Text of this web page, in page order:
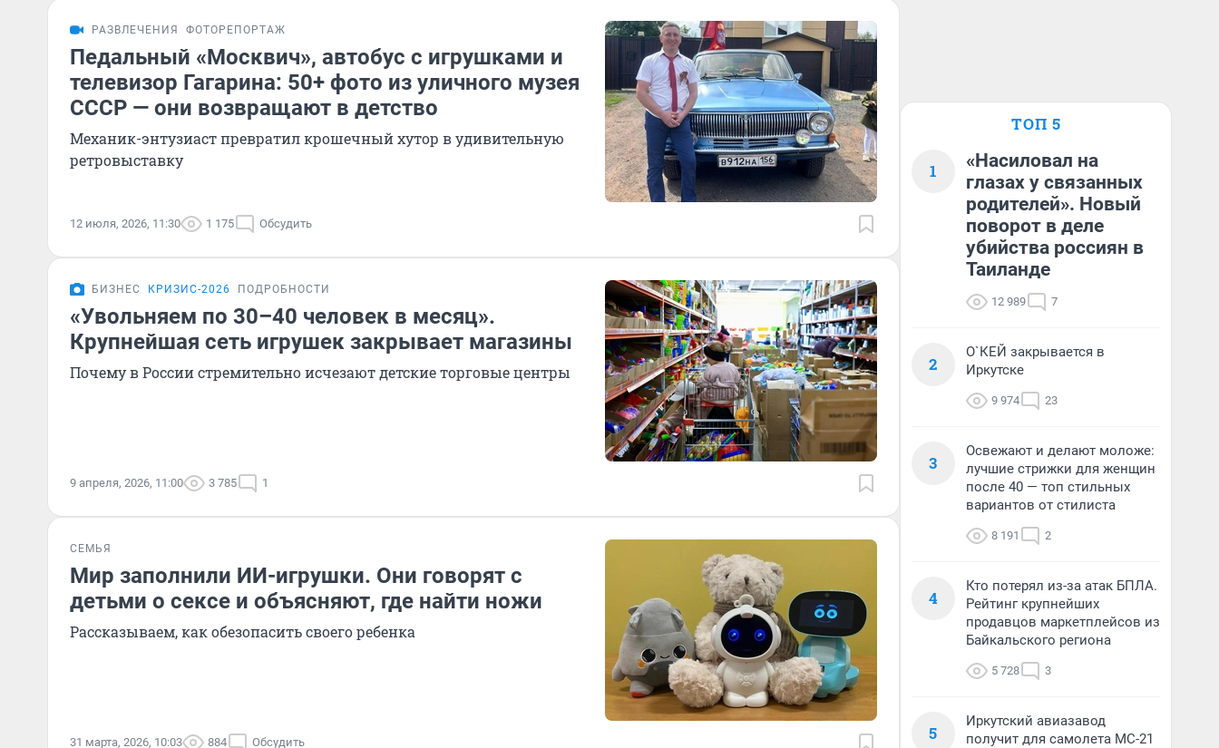
РАЗВЛЕЧЕНИЯ ФОТОРЕПОРТАЖ
Педальный «Москвич», автобус с игрушками и
телевизор Гагарина: 50+ фото из уличного музея
СССР — они возвращают в детство
Механик-энтузиаст превратил крошечный хутор в удивительную
ретровыставку
12 июля, 2026, 11:30 1 175 Обсудить
БИЗНЕС КРИЗИС-2026 ПОДРОБНОСТИ
«Увольняем по 30–40 человек в месяц».
Крупнейшая сеть игрушек закрывает магазины
Почему в России стремительно исчезают детские торговые центры
9 апреля, 2026, 11:00 3 785 1
СЕМЬЯ
Мир заполнили ИИ-игрушки. Они говорят с
детьми о сексе и объясняют, где найти ножи
Рассказываем, как обезопасить своего ребенка
31 марта, 2026, 10:03 884 Обсудить
ТОП 5
1
«Насиловал на
глазах у связанных
родителей». Новый
поворот в деле
убийства россиян в
Таиланде
12 989 7
2
О`КЕЙ закрывается в
Иркутске
9 974 23
3
Освежают и делают моложе:
лучшие стрижки для женщин
после 40 — топ стильных
вариантов от стилиста
8 191 2
4
Кто потерял из-за атак БПЛА.
Рейтинг крупнейших
продавцов маркетплейсов из
Байкальского региона
5 728 3
5
Иркутский авиазавод
получит для самолета МС-21